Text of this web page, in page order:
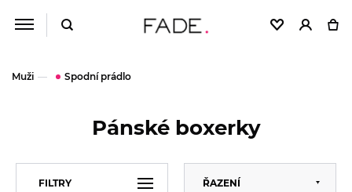
Muži Spodní prádlo
Pánské boxerky
FILTRY ŘAZENÍ
Výchozí